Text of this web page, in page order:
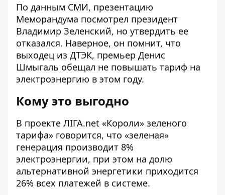
По данным СМИ, презентацию
Меморандума посмотрел президент
Владимир Зеленский, но утвердить ее
отказался. Наверное, он помнит, что
выходец из ДТЭК, премьер Денис
Шмыгаль обещал не повышать тариф на
электроэнергию в этом году.
Кому это выгодно
В проекте ЛІГА.net «Короли» зеленого
тарифа» говорится, что «зеленая»
генерация производит 8%
электроэнергии, при этом на долю
альтернативной энергетики приходится
26% всех платежей в системе.